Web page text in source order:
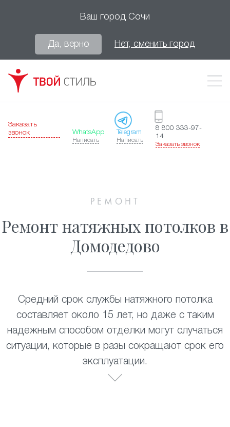
Ваш город Сочи
Да, верно Нет, сменить город
Заказать
звонок
WhatsApp
Написать
Telegram
Написать
8 800 333-97-
14
Заказать звонок
РЕМОНТ
Ремонт натяжных потолков в
Домодедово
Средний срок службы натяжного потолка
составляет около 15 лет, но даже с таким
надежным способом отделки могут случаться
ситуации, которые в разы сокращают срок его
эксплуатации.